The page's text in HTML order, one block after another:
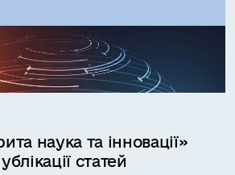
наука та інновації»
статей